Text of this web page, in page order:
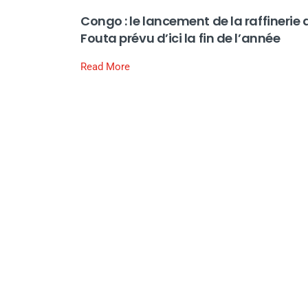
Congo : le lancement de la raffinerie
Fouta prévu d’ici la fin de l’année
Read More